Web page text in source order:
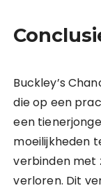
Buckley’s
die op een
een
moeilijkheden
verbinden met
verloren. Dit